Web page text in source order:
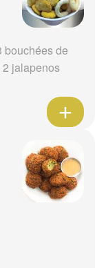
bouchées de
2 jalapenos